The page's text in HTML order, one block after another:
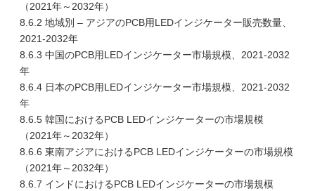
（2021年～2032年）
8.6.2 地域別 – アジアのPCB用LEDインジケーター販売数量、
2021-2032年
8.6.3 中国のPCB用LEDインジケーター市場規模、2021-2032
年
8.6.4 日本のPCB用LEDインジケーター市場規模、2021-2032
年
8.6.5 韓国におけるPCB LEDインジケーターの市場規模
（2021年～2032年）
8.6.6 東南アジアにおけるPCB LEDインジケーターの市場規模
（2021年～2032年）
8.6.7 インドにおけるPCB LEDインジケーターの市場規模